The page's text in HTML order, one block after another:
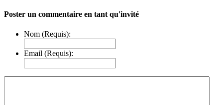
Poster un commentaire en tant qu'invité
Nom (Requis):
Email (Requis):